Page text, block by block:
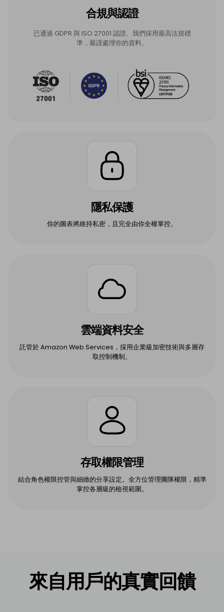
合規與認證
已通過 GDPR 與 ISO 27001 認證。我們採用最高法規標
準，嚴謹處理你的資料。
隱私保護
你的圖表將維持私密，且完全由你全權掌控。
雲端資料安全
託管於 Amazon Web Services，採用企業級加密技術與多層存
取控制機制。
存取權限管理
結合角色權限控管與細緻的分享設定。全方位管理團隊權限，精準
掌控各層級的檢視範圍。
來自用戶的真實回饋